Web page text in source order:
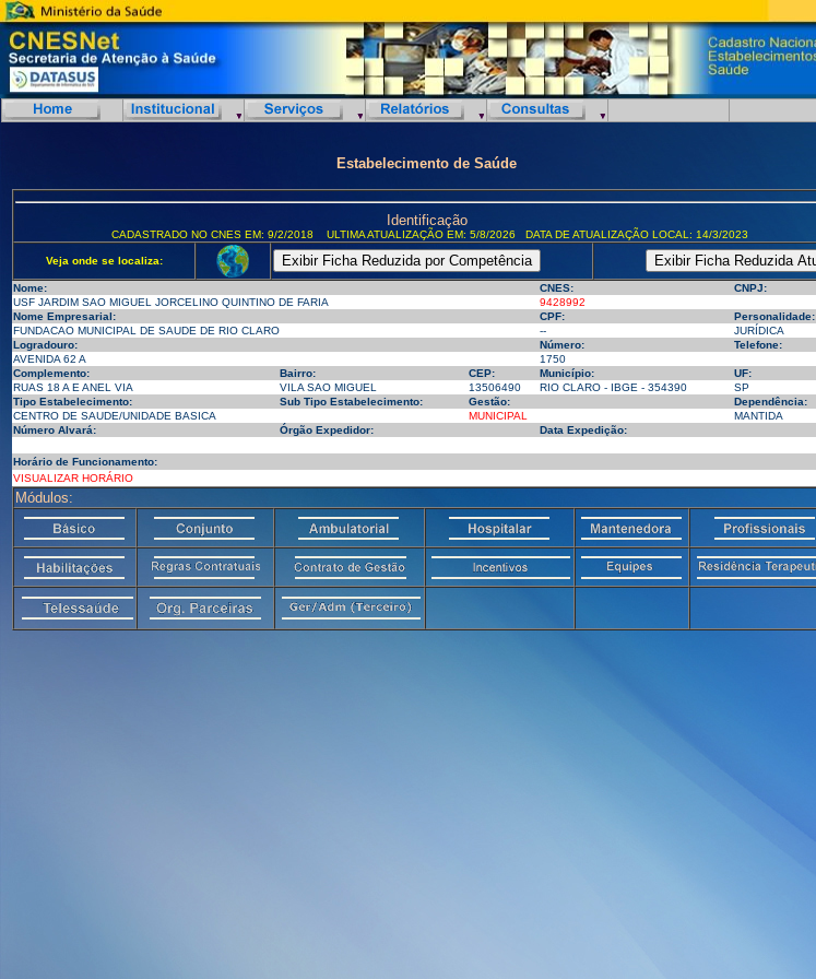
Estabelecimento de Saúde
Identificação
CADASTRADO NO CNES EM: 9/2/2018 ULTIMA ATUALIZAÇÃO EM: 5/8/2026 DATA DE ATUALIZAÇÃO LOCAL: 14/3/2023
Veja onde se localiza:
Nome: CNES:
CNPJ:
USF JARDIM SAO MIGUEL JORCELINO QUINTINO DE FARIA
9428992
Nome Empresarial:
CPF:
Personalidade:
FUNDACAO MUNICIPAL DE SAUDE DE RIO CLARO
--
JURÍDICA
Logradouro:
Número:
Telefone:
AVENIDA 62 A
1750
Complemento:
Bairro: CEP: Município:
UF:
RUAS 18 A E ANEL VIA
VILA SAO MIGUEL 13506490 RIO CLARO - IBGE - 354390
SP
Tipo Estabelecimento:
Sub Tipo Estabelecimento: Gestão:
Dependência:
CENTRO DE SAUDE/UNIDADE BASICA
MUNICIPAL
MANTIDA
Número Alvará:
Órgão Expedidor: Data Expedição:
Horário de Funcionamento:
VISUALIZAR HORÁRIO
Módulos: